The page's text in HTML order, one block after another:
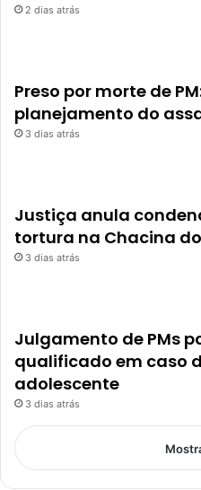
2 dias atrás
Preso por morte de
planejamento do
3 dias atrás
Justiça anula
tortura na Chacina
3 dias atrás
Julgamento de PMs
qualificado em caso
adolescente
3 dias atrás